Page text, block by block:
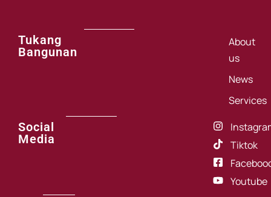
Tukang
Bangunan
About
us
News
Services
Social
Media
Tiktok
Youtube